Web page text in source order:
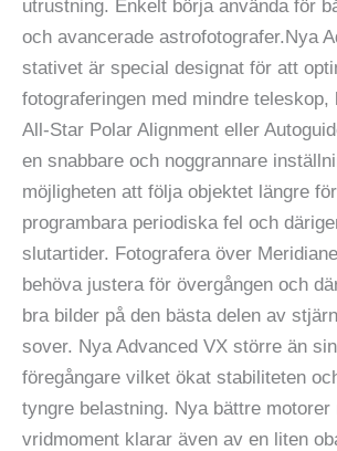
utrustning. Enkelt börja använda för
och avancerade astrofotografer.Nya
stativet är special designat för att
fotograferingen med mindre teleskop,
All-Star Polar Alignment eller
en snabbare och noggrannare
möjligheten att följa objektet längre
programbara periodiska fel och
slutartider. Fotografera över
behöva justera för övergången och
bra bilder på den bästa delen av
sover. Nya Advanced VX större än sin
föregångare vilket ökat stabiliteten
tyngre belastning. Nya bättre motorer
vridmoment klarar även av en liten